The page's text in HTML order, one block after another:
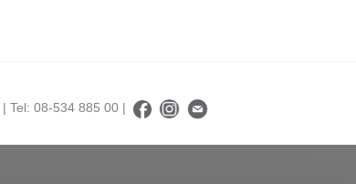
| Tel: 08-534 885 00 |